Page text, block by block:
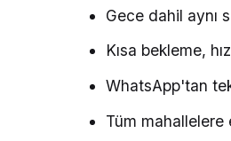
Gece dahil aynı
Kısa bekleme,
WhatsApp'tan
Tüm mahallelere